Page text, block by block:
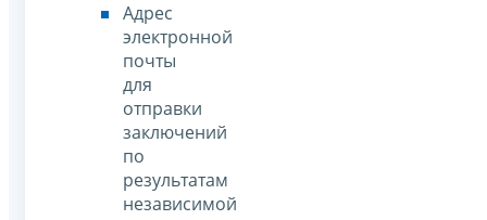
Адрес
электронной
почты
для
отправки
заключений
по
результатам
независимой